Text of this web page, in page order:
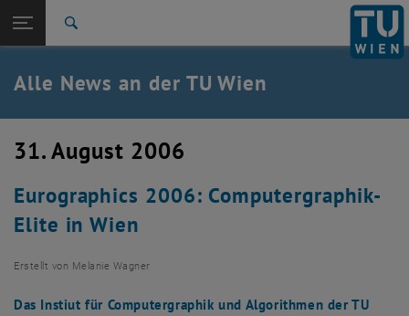
TU Login
Quicklinks
Quicklinks-Menü umschalten
Studium
Karriere
Zurück: Subseiten von TU Wien Startseite auflisten
Zurück zur letzten Ebene:
TU Wien Startseite
Übersicht
Alle News an der TU Wien
31. August 2006
Eurographics 2006: Computergraphik-
Elite in Wien
Erstellt von Melanie Wagner
Das Instiut für Computergraphik und Algorithmen der TU